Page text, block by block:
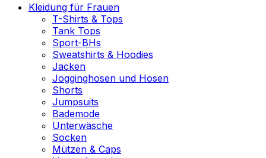
Kleidung für Frauen
T-Shirts & Tops
Tank Tops
Sport-BHs
Sweatshirts & Hoodies
Jacken
Jogginghosen und Hosen
Shorts
Jumpsuits
Bademode
Unterwäsche
Socken
Mützen & Caps